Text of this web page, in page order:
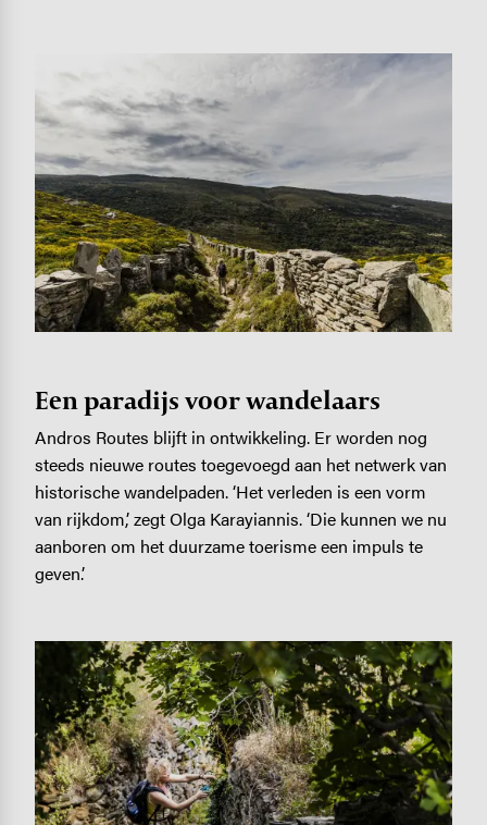
Een paradijs voor wandelaars
Andros Routes blijft in ontwikkeling. Er worden nog
steeds nieuwe routes toegevoegd aan het netwerk van
historische wandelpaden. ‘Het verleden is een vorm
van rijkdom,’ zegt Olga Karayiannis. ‘Die kunnen we nu
aanboren om het duurzame toerisme een impuls te
geven.’
Image